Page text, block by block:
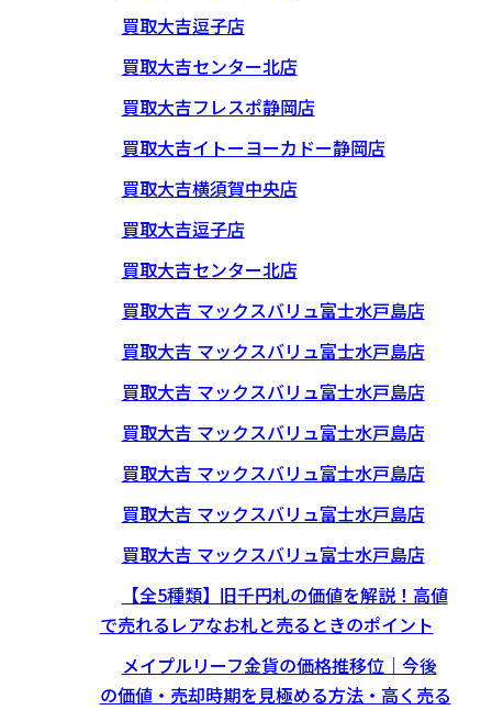
買取大吉逗子店
買取大吉センター北店
買取大吉フレスポ静岡店
買取大吉イトーヨーカドー静岡店
買取大吉横須賀中央店
買取大吉逗子店
買取大吉センター北店
買取大吉 マックスバリュ富士水戸島店
買取大吉 マックスバリュ富士水戸島店
買取大吉 マックスバリュ富士水戸島店
買取大吉 マックスバリュ富士水戸島店
買取大吉 マックスバリュ富士水戸島店
買取大吉 マックスバリュ富士水戸島店
買取大吉 マックスバリュ富士水戸島店
【全5種類】旧千円札の価値を解説！高値
で売れるレアなお札と売るときのポイント
メイプルリーフ金貨の価格推移位｜今後
の価値・売却時期を見極める方法・高く売る